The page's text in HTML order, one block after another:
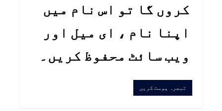
کروں گا تو اس نام میں
اپنا نام ، ای میل اور
ویب سائٹ محفوظ کریں۔